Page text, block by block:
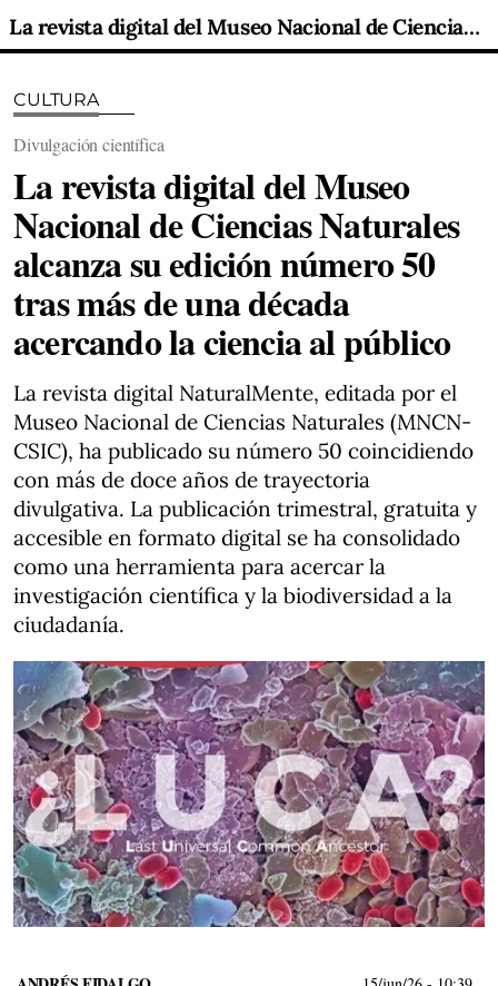
La revista digital del Museo Nacional de Ciencias Naturales alcanza su edición número 50 tras más de una década acercando la ciencia al público
CULTURA
Divulgación científica
La revista digital del Museo
Nacional de Ciencias Naturales
alcanza su edición número 50
tras más de una década
acercando la ciencia al público
La revista digital NaturalMente, editada por el
Museo Nacional de Ciencias Naturales (MNCN-
CSIC), ha publicado su número 50 coincidiendo
con más de doce años de trayectoria
divulgativa. La publicación trimestral, gratuita y
accesible en formato digital se ha consolidado
como una herramienta para acercar la
investigación científica y la biodiversidad a la
ciudadanía.